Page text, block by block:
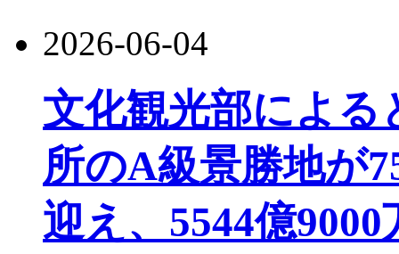
2026-06-04
文化観光部による
所のA級景勝地が
迎え、5544億